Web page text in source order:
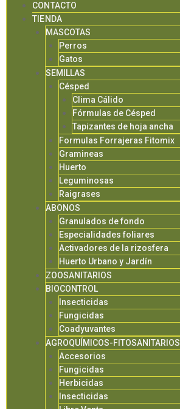
CONTACTO
TIENDA
MASCOTAS
Perros
Gatos
SEMILLAS
Césped
Clima Cálido
Fórmulas de Césped
Tapizantes de hoja ancha
Formulas Forrajeras Fitomix
Gramineas
Huerto
Leguminosas
Raigrases
ABONOS
Granulados de fondo
Especialidades foliares
Activadores de la rizosfera
Huerto Urbano y Jardín
ZOOSANITARIOS
BIOCONTROL
Insecticidas
Fungicidas
Coadyuvantes
AGROQUÍMICOS-FITOSANITARIOS
Accesorios
Fungicidas
Herbicidas
Insecticidas